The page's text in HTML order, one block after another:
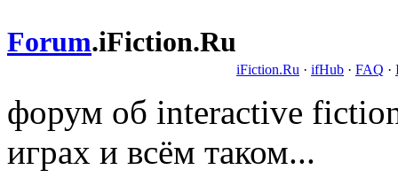
Forum.iFiction.Ru
iFiction.Ru · ifHub · FAQ ·
форум об interactive
играх и всём таком...